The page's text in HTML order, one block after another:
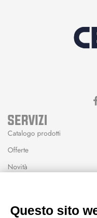
SERVIZI
Catalogo prodotti
Offerte
Novità
Questo sito